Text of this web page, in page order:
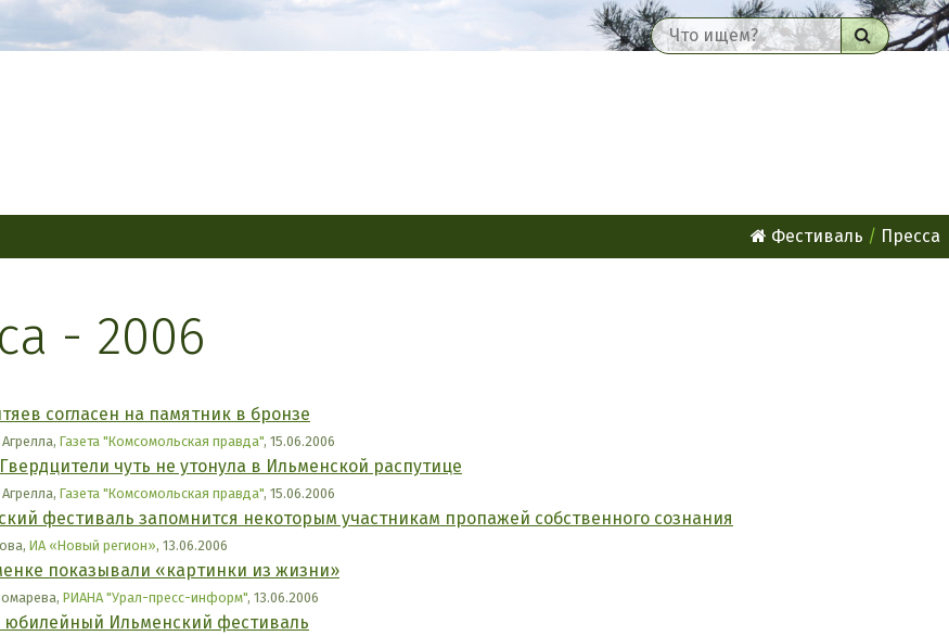
Найти
Фестиваль Пресса
- 2006
согласен на памятник в бронзе
Газета "Комсомольская правда", 15.06.2006
чуть не утонула в Ильменской распутице
Газета "Комсомольская правда", 15.06.2006
фестиваль запомнится некоторым участникам пропажей собственного сознания
ИА «Новый регион», 13.06.2006
показывали «картинки из жизни»
РИАНА "Урал-пресс-информ", 13.06.2006
Ильменский фестиваль